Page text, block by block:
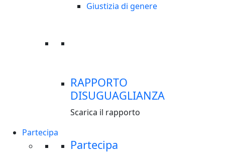
Giustizia di genere
RAPPORTO
DISUGUAGLIANZA
Scarica il rapporto
Partecipa
Partecipa